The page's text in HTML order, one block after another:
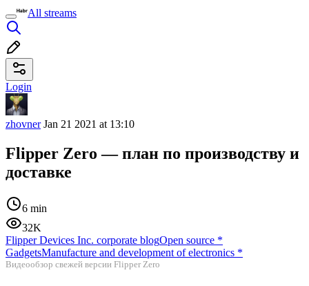
All streams
Login
zhovnerJan 21 2021 at 13:10
Flipper Zero — план по производству и
доставке
6 min
32K
Flipper Devices Inc. corporate blogOpen source *
GadgetsManufacture and development of electronics *
Видеообзор свежей версии Flipper Zero